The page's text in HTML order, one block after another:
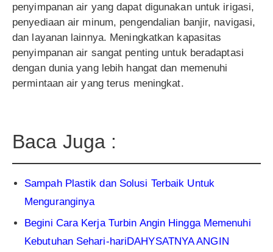
penyimpanan air yang dapat digunakan untuk irigasi,
penyediaan air minum, pengendalian banjir, navigasi,
dan layanan lainnya. Meningkatkan kapasitas
penyimpanan air sangat penting untuk beradaptasi
dengan dunia yang lebih hangat dan memenuhi
permintaan air yang terus meningkat.
Baca Juga :
Sampah Plastik dan Solusi Terbaik Untuk
Menguranginya
Begini Cara Kerja Turbin Angin Hingga Memenuhi
Kebutuhan Sehari-hariDAHYSATNYA ANGIN